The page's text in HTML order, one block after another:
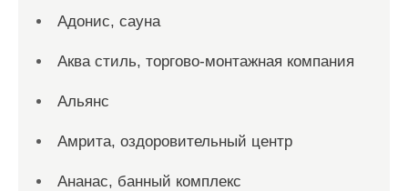
Адонис, сауна
Аква стиль, торгово-монтажная компания
Альянс
Амрита, оздоровительный центр
Ананас, банный комплекс